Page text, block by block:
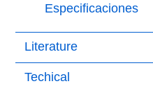
Especificaciones
Literature
Techical